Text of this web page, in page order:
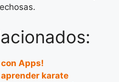
Apps!
karate